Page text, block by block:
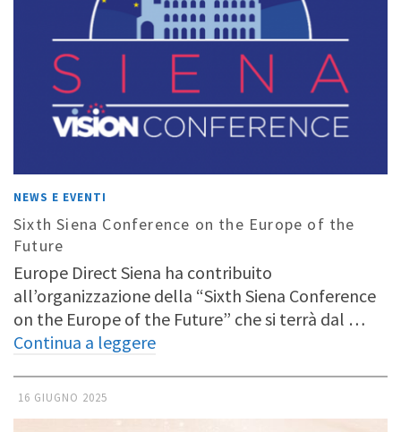
NEWS E EVENTI
Sixth Siena Conference on the Europe of the
Future
Europe Direct Siena ha contribuito
all’organizzazione della “Sixth Siena Conference
on the Europe of the Future” che si terrà dal …
Continua a leggere
16 GIUGNO 2025